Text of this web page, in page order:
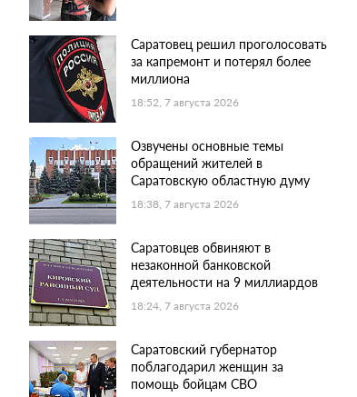
Саратовец решил проголосовать
за капремонт и потерял более
миллиона
18:52, 7 августа 2026
Озвучены основные темы
обращений жителей в
Саратовскую областную думу
18:38, 7 августа 2026
Саратовцев обвиняют в
незаконной банковской
деятельности на 9 миллиардов
18:24, 7 августа 2026
Саратовский губернатор
поблагодарил женщин за
помощь бойцам СВО